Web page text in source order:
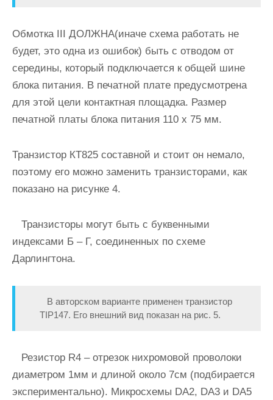
Обмотка III ДОЛЖНА(иначе схема работать не
будет, это одна из ошибок) быть с отводом от
середины, который подключается к общей шине
блока питания. В печатной плате предусмотрена
для этой цели контактная площадка. Размер
печатной платы блока питания 110 х 75 мм.
Транзистор КТ825 составной и стоит он немало,
поэтому его можно заменить транзисторами, как
показано на рисунке 4.
Транзисторы могут быть с буквенными
индексами Б – Г, соединенных по схеме
Дарлингтона.
В авторском варианте применен транзистор
TIP147. Его внешний вид показан на рис. 5.
Резистор R4 – отрезок нихромовой проволоки
диаметром 1мм и длиной около 7см (подбирается
экспериментально). Микросхемы DA2, DA3 и DA5